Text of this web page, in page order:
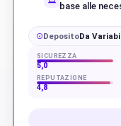
base alle
€ DepositoDa
SICUREZZA
5,0
REPUTAZIONE
4,8